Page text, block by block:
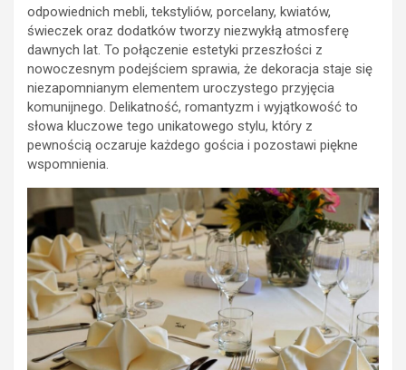
odpowiednich mebli, tekstyliów, porcelany, kwiatów,
świeczek oraz dodatków tworzy niezwykłą atmosferę
dawnych lat. To połączenie estetyki przeszłości z
nowoczesnym podejściem sprawia, że dekoracja staje się
niezapomnianym elementem uroczystego przyjęcia
komunijnego. Delikatność, romantyzm i wyjątkowość to
słowa kluczowe tego unikatowego stylu, który z
pewnością oczaruje każdego gościa i pozostawi piękne
wspomnienia.